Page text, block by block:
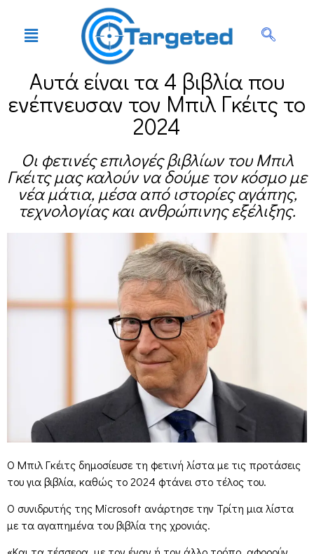
Αυτά είναι τα 4 βιβλία που
ενέπνευσαν τον Μπιλ Γκέιτς το
2024
Οι φετινές επιλογές βιβλίων του Μπιλ
Γκέιτς μας καλούν να δούμε τον κόσμο με
νέα μάτια, μέσα από ιστορίες αγάπης,
τεχνολογίας και ανθρώπινης εξέλιξης.
Ο Μπιλ Γκέιτς δημοσίευσε τη φετινή λίστα με τις προτάσεις
του για βιβλία, καθώς το 2024 φτάνει στο τέλος του.
Ο συνιδρυτής της Microsoft ανάρτησε την Τρίτη μια λίστα
με τα αγαπημένα του βιβλία της χρονιάς.